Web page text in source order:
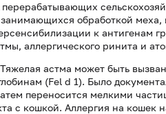
обработкой меха,
к антигенам
аллергического ринита и
астма может быть
(Fel d 1). Было
переносится мелкими
с кошкой. Аллергия на кошек